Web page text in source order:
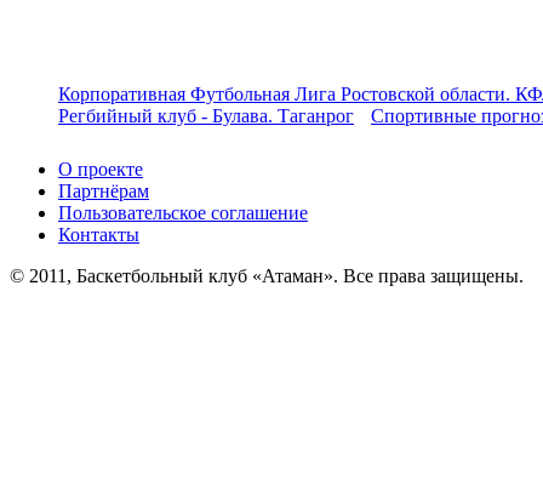
Корпоративная Футбольная Лига Ростовской области.
Регбийный клуб - Булава. Таганрог
Спортивные
О проекте
Партнёрам
Пользовательское соглашение
Контакты
© 2011, Баскетбольный клуб «Атаман». Все права защищены.